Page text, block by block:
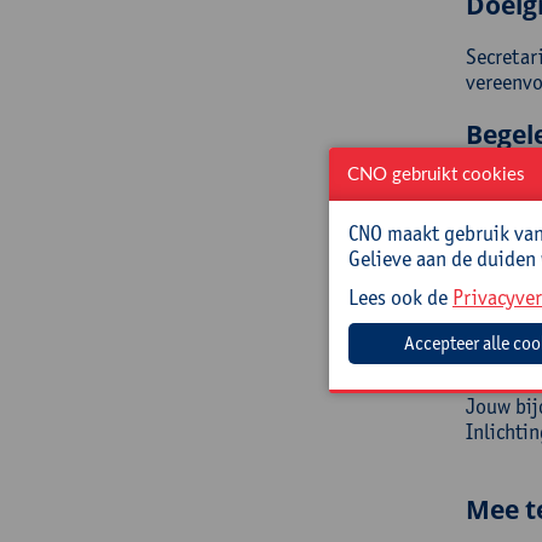
Mario
Jouw
Mee
CNO gebruikt cookies
CNO maakt gebruik
Gelieve aan de
Lees ook de